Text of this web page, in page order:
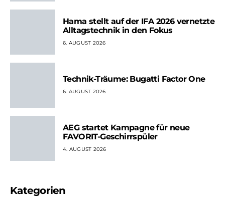
Hama stellt auf der IFA 2026 vernetzte
Alltagstechnik in den Fokus
6. AUGUST 2026
Technik-Träume: Bugatti Factor One
6. AUGUST 2026
AEG startet Kampagne für neue
FAVORIT-Geschirrspüler
4. AUGUST 2026
Kategorien